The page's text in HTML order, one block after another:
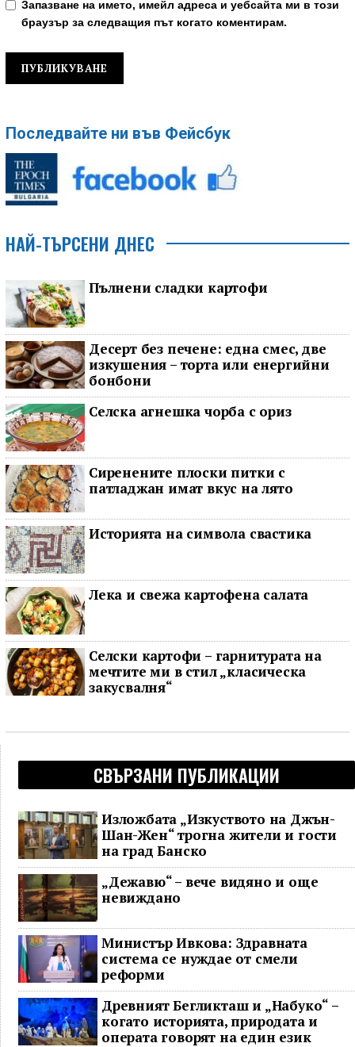
Запазване на името, имейл адреса и уебсайта ми в този
браузър за следващия път когато коментирам.
Последвайте ни във Фейсбук
НАЙ-ТЪРСЕНИ ДНЕС
Пълнени сладки картофи
Десерт без печене: една смес, две
изкушения – торта или енергийни
бонбони
Селска агнешка чорба с ориз
Сиренените плоски питки с
патладжан имат вкус на лято
Историята на символа свастика
Лека и свежа картофена салата
Селски картофи – гарнитурата на
мечтите ми в стил „класическа
закусвалня“
СВЪРЗАНИ ПУБЛИКАЦИИ
Изложбата „Изкуството на Джън-
Шан-Жен“ трогна жители и гости
на град Банско
„Дежавю“ – вече видяно и още
невиждано
Министър Ивкова: Здравната
система се нуждае от смели
реформи
Древният Бегликташ и „Набуко“ –
когато историята, природата и
операта говорят на един език